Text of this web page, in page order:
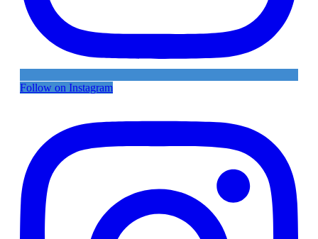
Follow on Instagram